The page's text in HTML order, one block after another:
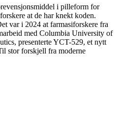
i pilleform for
at de har knekt koden.
var i 2024 at farmasiforskere fra
med Columbia University of
presenterte YCT-529, et nytt
stor forskjell fra moderne